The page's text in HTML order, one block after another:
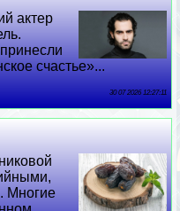
актер
счастье»...
30 07 2026 12:27:11
Многие